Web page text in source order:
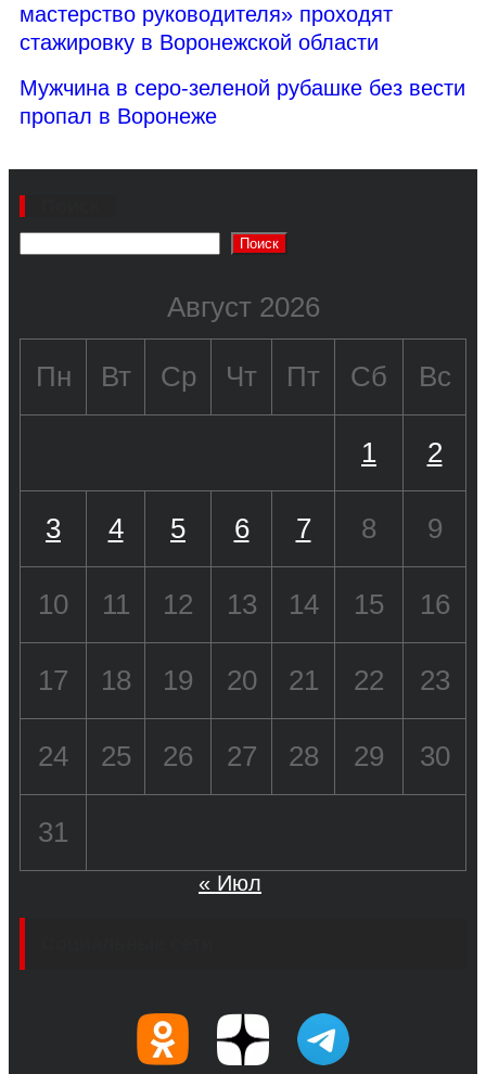
мастерство руководителя» проходят
стажировку в Воронежской области
Мужчина в серо-зеленой рубашке без вести
пропал в Воронеже
Поиск
Август 2026
Пн Вт Ср Чт Пт Сб Вс
1 2
3 4 5 6 7 8 9
10 11 12 13 14 15 16
17 18 19 20 21 22 23
24 25 26 27 28 29 30
31
« Июл